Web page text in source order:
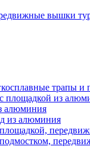
вышки
трапы и
площадкой из
алюминия
из алюминия